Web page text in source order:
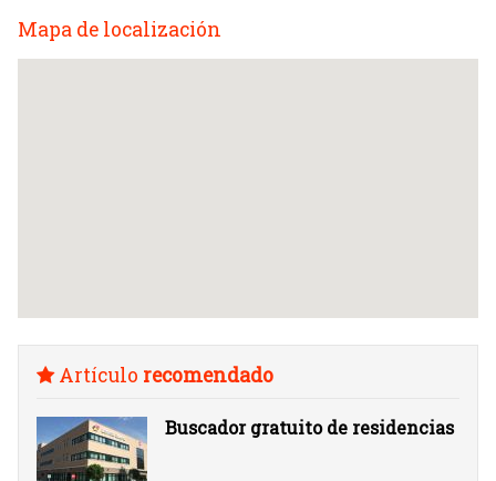
Mapa de localización
Artículo recomendado
Buscador gratuito de residencias